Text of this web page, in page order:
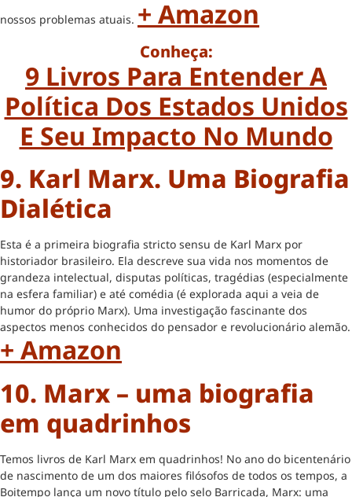
nossos problemas atuais. + Amazon
Conheça:
9 Livros Para Entender A
Política Dos Estados Unidos
E Seu Impacto No Mundo
9. Karl Marx. Uma Biografia
Dialética
Esta é a primeira biografia stricto sensu de Karl Marx por
historiador brasileiro. Ela descreve sua vida nos momentos de
grandeza intelectual, disputas políticas, tragédias (especialmente
na esfera familiar) e até comédia (é explorada aqui a veia de
humor do próprio Marx). Uma investigação fascinante dos
aspectos menos conhecidos do pensador e revolucionário alemão.
+ Amazon
10. Marx – uma biografia
em quadrinhos
Temos livros de Karl Marx em quadrinhos! No ano do bicentenário
de nascimento de um dos maiores filósofos de todos os tempos, a
Boitempo lança um novo título pelo selo Barricada, Marx: uma